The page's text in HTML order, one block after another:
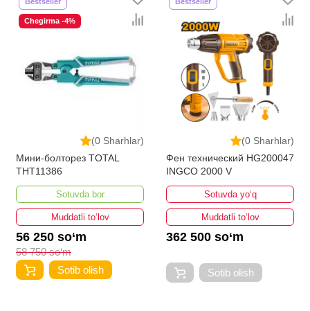
(0 Sharhlar)
Chegirma -4%
Мини-болторез TOTAL
THT11386
Sotuvda bor
Muddatli to‘lov
56 250 so‘m
58 750 so‘m
Sotib olish
(0 Sharhlar)
Фен технический HG200047
INGCO 2000 V
Sotuvda yo‘q
Muddatli to‘lov
362 500 so‘m
Sotib olish